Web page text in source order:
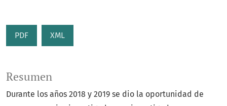
PDF XML
Resumen
Durante los años 2018 y 2019 se dio la oportunidad de